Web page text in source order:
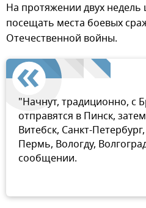
На протяжении двух недель
посещать места боевых
Отечественной войны.
"Начнут, традиционно, с
отправятся в Пинск,
Витебск, Санкт-
Пермь, Вологду,
сообщении.